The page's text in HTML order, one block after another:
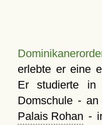
erlebte er eine
Er studierte
Domschule -
Palais Rohan -